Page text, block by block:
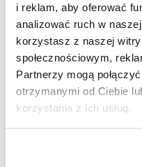
i reklam, aby oferować
analizować ruch w
korzystasz z naszej
społecznościowym,
Partnerzy mogą
otrzymanymi od Ciebie
korzystania z ich usług.
przez nas plików cookie
1 890 zł